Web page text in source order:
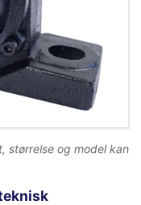
størrelse og model kan